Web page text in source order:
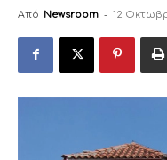
Από Newsroom - 12